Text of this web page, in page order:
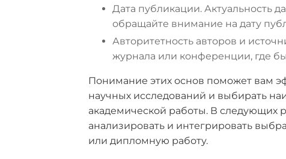
Дата публикации. Актуальность
обращайте внимание на дату
Авторитетность авторов и
журнала или конференции, где
Понимание этих основ поможет вам
научных исследований и выбирать
академической работы. В следующих
анализировать и интегрировать
или дипломную работу.